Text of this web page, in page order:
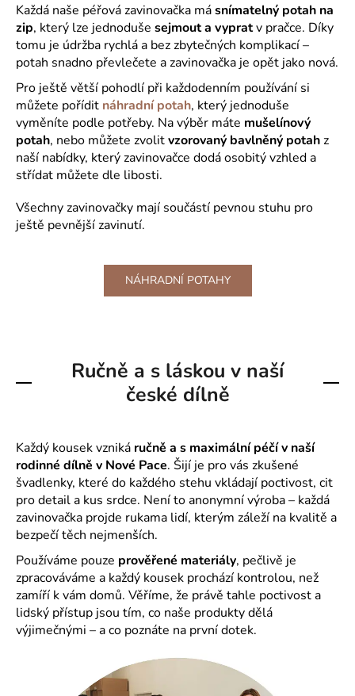
Každá naše péřová zavinovačka másnímatelný potah na
zip, který lze jednoduše sejmout a vypratv pračce. Díky
tomu je údržba rychlá a bez zbytečných komplikací –
potah snadno převlečete a zavinovačka je opět jako nová.
Pro ještě větší pohodlí při každodenním používání si
můžete pořídit náhradní potah, který jednoduše
vyměníte podle potřeby. Na výběr máte mušelínový
potah, nebo můžete zvolitvzorovaný bavlněný potahz
naší nabídky, který zavinovačce dodá osobitý vzhled a
střídat můžete dle libosti.
Všechny zavinovačky mají součástí pevnou stuhu pro
ještě pevnější zavinutí.
NÁHRADNÍ POTAHY
Ručně a s láskou v naší
české dílně
Každý kousek vzniká ručně a s maximální péčí v naší
rodinné dílně v Nové Pace. Šijí je pro vás zkušené
švadlenky, které do každého stehu vkládají poctivost, cit
pro detail a kus srdce. Není to anonymní výroba – každá
zavinovačka projde rukama lidí, kterým záleží na kvalitě a
bezpečí těch nejmenších.
Používáme pouze prověřené materiály, pečlivě je
zpracováváme a každý kousek prochází kontrolou, než
zamíří k vám domů. Věříme, že právě tahle poctivost a
lidský přístup jsou tím, co naše produkty dělá
výjimečnými – a co poznáte na první dotek.